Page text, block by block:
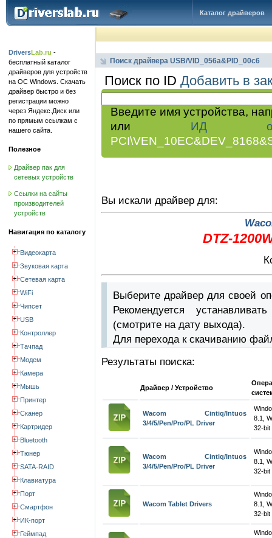
Каталог драйверов
DriversLab.ru -
бесплатный каталог
драйверов для устройств
на ОС Windows. Скачать
драйвер быстро и без
регистрации можно
через Яндекс.Диск или
по прямым ссылкам с
нашего сайта.
Полезное
Драйвер пак для
сетевых устройств
Ссылки на сайты
производителей
устройств
Навигация по каталогу
Видеокарта
Звуковая карта
Сетевая карта
WiFi
Чипсет
USB
Контроллер
Тачпад
Модем
Камера
Мышь
Принтер
Сканер
Картридер
Bluetooth
Тюнер
SATA-RAID
Клавиатура
Порт
Смартфон
ИК-порт
Геймпад
Поиск драйвера USB/VID_056a&PID_00c6
Поиск по ID Добавить в
Введите имя устройства,
или ИД
Вы искали драйвер для:
DTZ-
Выберите драйвер для своей
Рекомендуется
(смотрите на дату выхода).
Для перехода к скачиванию
Результаты поиска:
Драйвер / Устройство
Wacom Cintiq/Intuos
3/4/5/Pen/Pro/PL Driver
8.1,
32-bit
Wacom Cintiq/Intuos
3/4/5/Pen/Pro/PL Driver
8.1,
32-bit
Wacom Tablet Drivers
8.1,
32-bit